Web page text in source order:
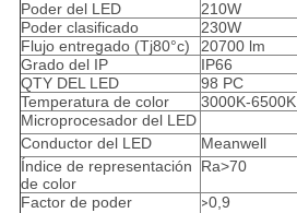
Poder del LED
210W
Poder clasificado
230W
Flujo entregado (Tj80°c)
20700 lm
Grado del IP
IP66
QTY DEL LED
98 PC
Temperatura de color
3000K-6500K
Microprocesador del LED
Conductor del LED
Meanwell
Índice de representación
de color
Ra>70
Factor de poder >0,9